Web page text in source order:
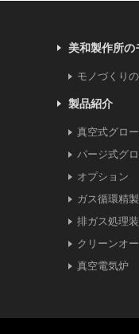
美和製作所の
モノづくり
製品紹介
真空式グロ
パージ式グ
オプション
ガス循環精
排ガス処理
クリーンオ
真空電気炉